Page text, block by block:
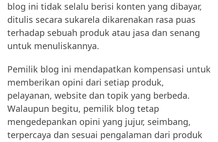
blog ini tidak selalu berisi konten yang dibayar,
ditulis secara sukarela dikarenakan rasa puas
terhadap sebuah produk atau jasa dan senang
untuk menuliskannya.
Pemilik blog ini mendapatkan kompensasi untuk
memberikan opini dari setiap produk,
pelayanan, website dan topik yang berbeda.
Walaupun begitu, pemilik blog tetap
mengedepankan opini yang jujur, seimbang,
terpercaya dan sesuai pengalaman dari produk